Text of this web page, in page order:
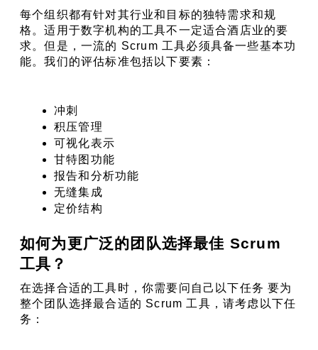
每个组织都有针对其行业和目标的独特需求和规
格。适用于数字机构的工具不一定适合酒店业的要
求。但是，一流的 Scrum 工具必须具备一些基本功
能。我们的评估标准包括以下要素：
冲刺
积压管理
可视化表示
甘特图功能
报告和分析功能
无缝集成
定价结构
如何为更广泛的团队选择最佳 Scrum
工具？
在选择合适的工具时，你需要问自己以下任务 要为
整个团队选择最合适的 Scrum 工具，请考虑以下任
务：